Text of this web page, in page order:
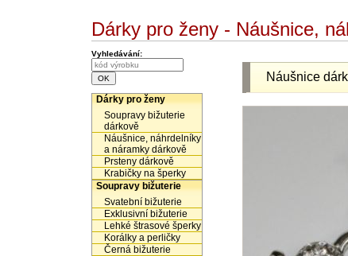
Dárky pro ženy - Náušnice,
Vyhledávání:
Dárky pro ženy
Soupravy bižuterie
dárkově
Náušnice, náhrdelníky
a náramky dárkově
Prsteny dárkově
Krabičky na šperky
Soupravy bižuterie
Svatební bižuterie
Exklusivní bižuterie
Lehké štrasové šperky
Korálky a perličky
Černá bižuterie
Náušnice